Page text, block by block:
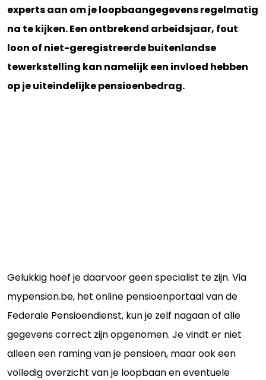
experts aan om je loopbaangegevens regelmatig
na te kijken. Een ontbrekend arbeidsjaar, fout
loon of niet-geregistreerde buitenlandse
tewerkstelling kan namelijk een invloed hebben
op je uiteindelijke pensioenbedrag.
Gelukkig hoef je daarvoor geen specialist te zijn. Via
mypension.be, het online pensioenportaal van de
Federale Pensioendienst, kun je zelf nagaan of alle
gegevens correct zijn opgenomen. Je vindt er niet
alleen een raming van je pensioen, maar ook een
volledig overzicht van je loopbaan en eventuele